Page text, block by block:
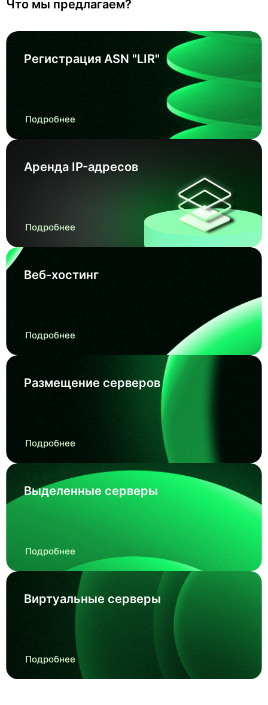
Что мы предлагаем?
Регистрация ASN "LIR"
Подробнее
Аренда IP-адресов
Подробнее
Веб-хостинг
Подробнее
Размещение серверов
Подробнее
Выделенные серверы
Подробнее
Виртуальные серверы
Подробнее